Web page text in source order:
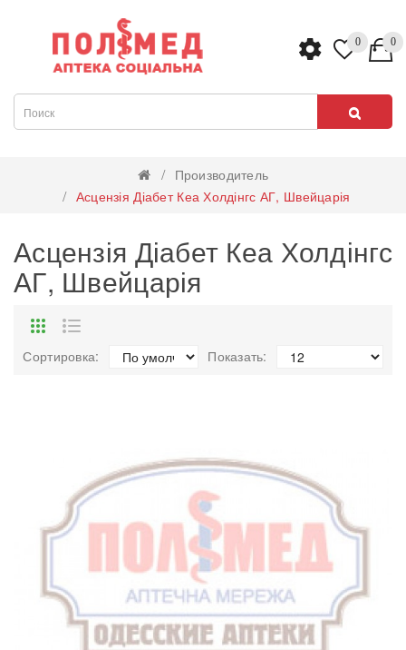
0 0
Производитель
Асцензія Діабет Кеа Холдінгс АГ, Швейцарія
Асцензія Діабет Кеа Холдінгс
АГ, Швейцарія
Сортировка: Показать: